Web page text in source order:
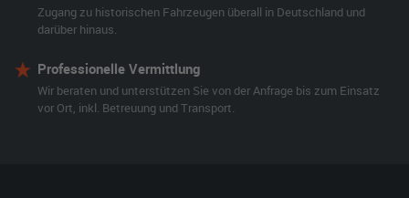
Zugang zu historischen Fahrzeugen überall in Deutschland und
darüber hinaus.
Professionelle Vermittlung
Wir beraten und unterstützen Sie von der Anfrage bis zum Einsatz
vor Ort, inkl. Betreuung und Transport.